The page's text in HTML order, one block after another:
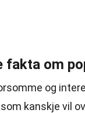
fakta om
og
kanskje vil